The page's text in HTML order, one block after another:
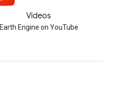
Videos
Earth Engine on YouTube